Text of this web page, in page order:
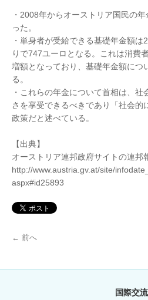
・2008年からオーストリア国民の
った。
・単身者が受給できる基礎年金額
りで747ユーロとなる。これは消費
増額となっており、基礎年金額につ
る。
・これらの年金について首相は、
さを享受できるべきであり「社会的
政策だと述べている。
【出典】
オーストリア連邦政府サイトの連邦
http://www.austria.gv.at/site/
aspx#id25893
← 前へ
国際交流